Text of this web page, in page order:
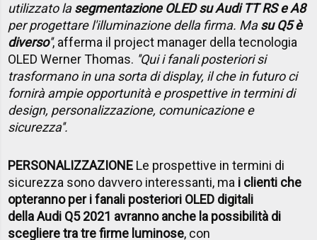
utilizzato lasegmentazione OLED su Audi TT RS e A8
per progettare l'illuminazione della firma. Masu Q5 è
diverso'', afferma il project manager della tecnologia
OLED Werner Thomas. ''Qui i fanali posteriori si
trasformano in una sorta di display, il che in futuro ci
fornirà ampie opportunità e prospettive in termini di
design, personalizzazione, comunicazione e
sicurezza''.
PERSONALIZZAZIONE Le prospettive in termini di
sicurezza sono davvero interessanti, ma i clienti che
opteranno per i fanali posteriori OLED digitali
della Audi Q5 2021 avranno anche la possibilità di
scegliere tra tre firme luminose, con